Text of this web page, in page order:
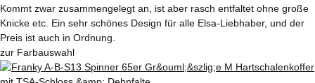
Kommt zwar zusammengelegt an, ist aber rasch entfaltet ohne große
Knicke etc. Ein sehr schönes Design für alle Elsa-Liebhaber, und der
Preis ist auch in Ordnung.
zur Farbauswahl